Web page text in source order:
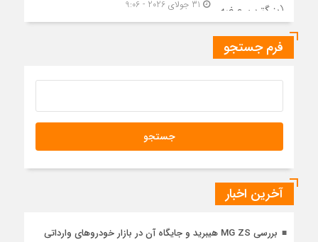
فرم جستجو
آخرین اخبار
بررسی MG ZS هیبرید و جایگاه آن در بازار خودروهای وارداتی